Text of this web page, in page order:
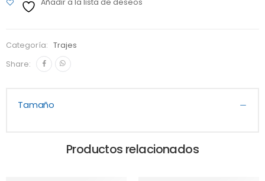
Categoría:
Trajes
Share:
Tamaño
Productos relacionados